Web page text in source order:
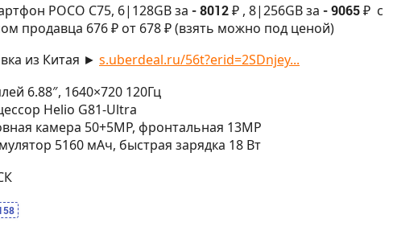
POCO C75, 6|128GB за - 8012 ₽ , 8|256GB за - 9065 ₽ с
продавца 676 ₽ от 678 ₽ (взять можно под ценой)
из Китая ► s.uberdeal.ru/56t?erid=2SDnjey...
6.88″, 1640×720 120Гц
Helio G81-Ultra
камера 50+5MP, фронтальная 13MP
5160 мАч, быстрая зарядка 18 Вт